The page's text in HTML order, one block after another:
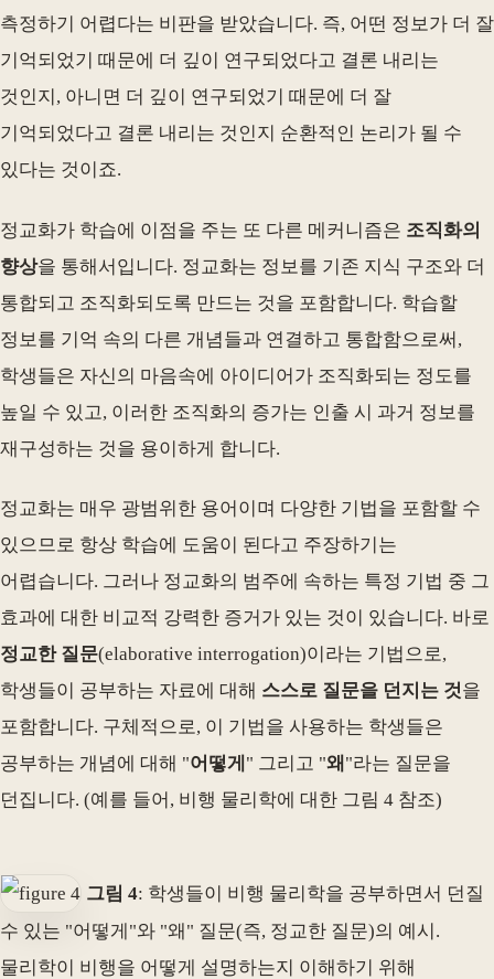
측정하기 어렵다는 비판을 받았습니다. 즉, 어떤 정보가 더 잘
기억되었기 때문에 더 깊이 연구되었다고 결론 내리는
것인지, 아니면 더 깊이 연구되었기 때문에 더 잘
기억되었다고 결론 내리는 것인지 순환적인 논리가 될 수
있다는 것이죠.
정교화가 학습에 이점을 주는 또 다른 메커니즘은 조직화의
향상을 통해서입니다. 정교화는 정보를 기존 지식 구조와 더
통합되고 조직화되도록 만드는 것을 포함합니다. 학습할
정보를 기억 속의 다른 개념들과 연결하고 통합함으로써,
학생들은 자신의 마음속에 아이디어가 조직화되는 정도를
높일 수 있고, 이러한 조직화의 증가는 인출 시 과거 정보를
재구성하는 것을 용이하게 합니다.
정교화는 매우 광범위한 용어이며 다양한 기법을 포함할 수
있으므로 항상 학습에 도움이 된다고 주장하기는
어렵습니다. 그러나 정교화의 범주에 속하는 특정 기법 중 그
효과에 대한 비교적 강력한 증거가 있는 것이 있습니다. 바로
정교한 질문(elaborative interrogation)이라는 기법으로,
학생들이 공부하는 자료에 대해 스스로 질문을 던지는 것을
포함합니다. 구체적으로, 이 기법을 사용하는 학생들은
공부하는 개념에 대해 "어떻게 " 그리고 "왜 "라는 질문을
던집니다. (예를 들어, 비행 물리학에 대한 그림 4 참조)
그림 4: 학생들이 비행 물리학을 공부하면서 던질
수 있는 "어떻게"와 "왜" 질문(즉, 정교한 질문)의 예시.
물리학이 비행을 어떻게 설명하는지 이해하기 위해